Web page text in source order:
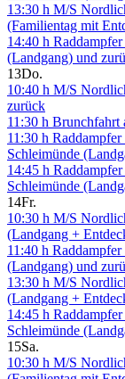
13:30 h M/S
(Familientag mit
14:40 h
(Landgang) und
13Do.
10:40 h M/S
zurück
11:30 h
11:30 h
Schleimünde
14:45 h
Schleimünde
14Fr.
10:30 h M/S
(Landgang +
11:40 h
(Landgang) und
13:30 h M/S
(Landgang +
14:45 h
Schleimünde
15Sa.
10:30 h M/S